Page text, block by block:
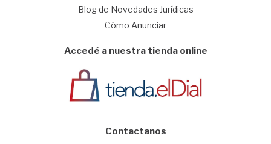
Blog de Novedades Jurídicas
Cómo Anunciar
Accedé a nuestra tienda online
Contactanos